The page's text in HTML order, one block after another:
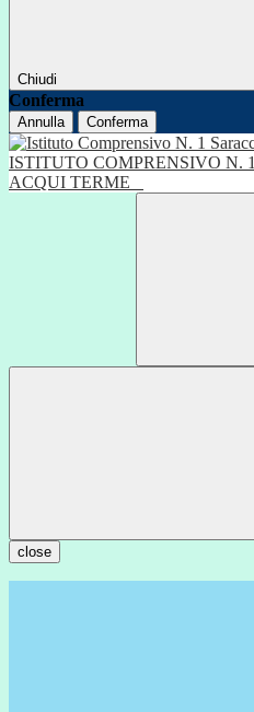
Chiudi
Conferma
Annulla Conferma
ISTITUTO COMPRENSIVO N. 1
ACQUI TERME
close